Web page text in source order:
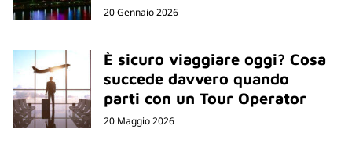
20 Gennaio 2026
È sicuro viaggiare oggi? Cosa
succede davvero quando
parti con un Tour Operator
20 Maggio 2026